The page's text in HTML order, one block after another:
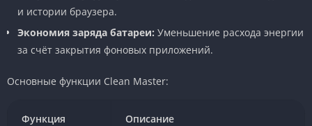
и истории браузера.
Экономия заряда батареи: Уменьшение расхода энергии
за счёт закрытия фоновых приложений.
Основные функции Clean Master:
Функция Описание